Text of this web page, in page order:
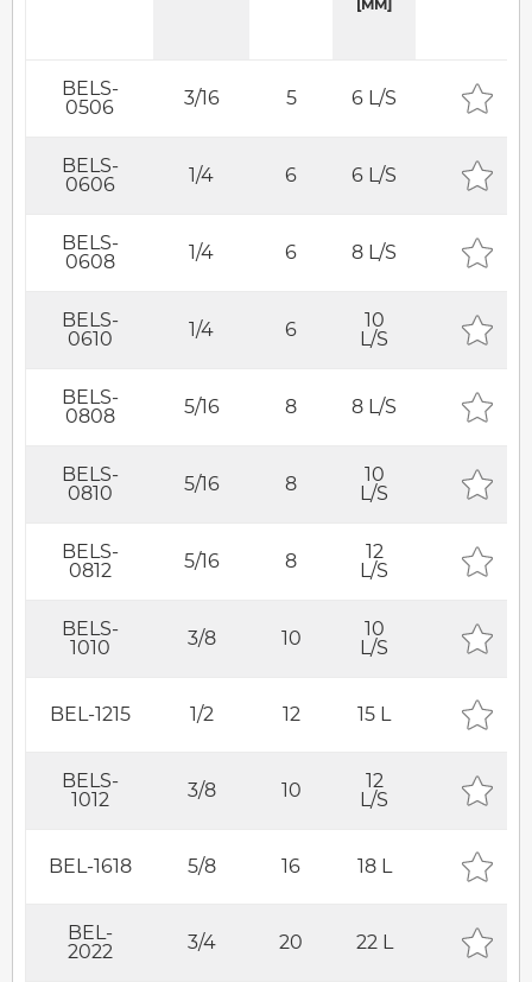
[MM]
BELS-
0506
3/16 5 6 L/S
BELS-
0606
1/4 6 6 L/S
BELS-
0608
1/4 6 8 L/S
BELS-
0610
1/4 6
10
L/S
BELS-
0808
5/16 8 8 L/S
BELS-
0810
5/16 8
10
L/S
BELS-
0812
5/16 8
12
L/S
BELS-
1010
3/8 10
10
L/S
BEL-1215 1/2 12 15 L
BELS-
1012
3/8 10
12
L/S
BEL-1618 5/8 16 18 L
BEL-
2022
3/4 20 22 L